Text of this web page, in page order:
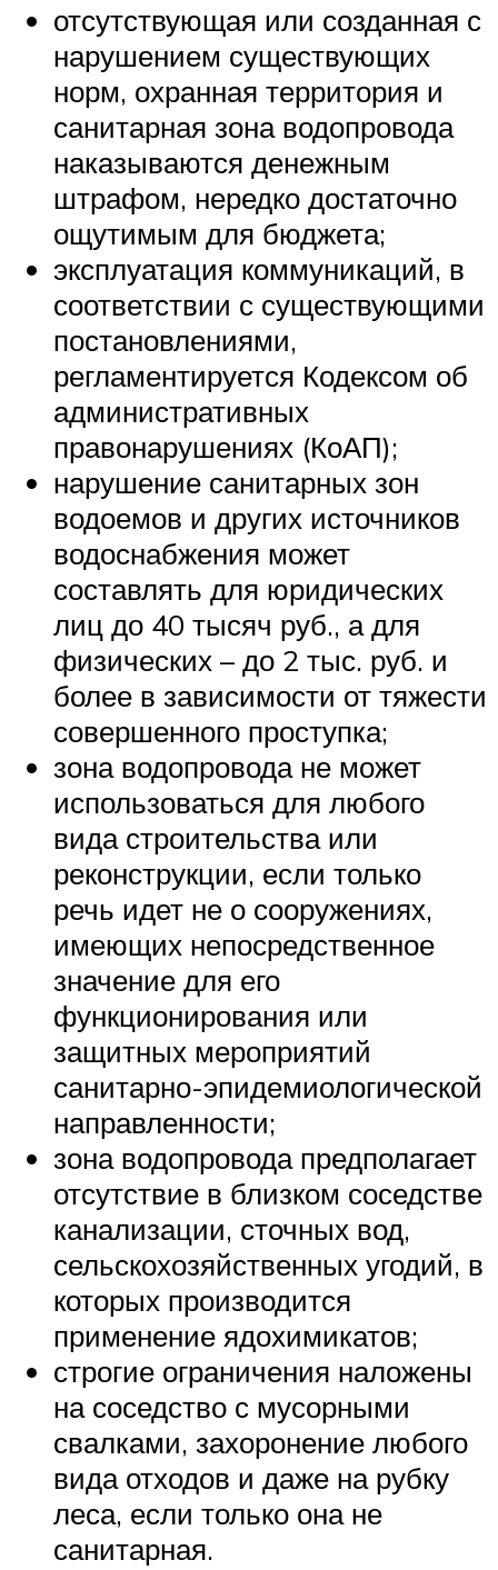
отсутствующая или созданная с
нарушением существующих
норм, охранная территория и
санитарная зона водопровода
наказываются денежным
штрафом, нередко достаточно
ощутимым для бюджета;
эксплуатация коммуникаций, в
соответствии с существующими
постановлениями,
регламентируется Кодексом об
административных
правонарушениях (КоАП);
нарушение санитарных зон
водоемов и других источников
водоснабжения может
составлять для юридических
лиц до 40 тысяч руб., а для
физических – до 2 тыс. руб. и
более в зависимости от тяжести
совершенного проступка;
зона водопровода не может
использоваться для любого
вида строительства или
реконструкции, если только
речь идет не о сооружениях,
имеющих непосредственное
значение для его
функционирования или
защитных мероприятий
санитарно-эпидемиологической
направленности;
зона водопровода предполагает
отсутствие в близком соседстве
канализации, сточных вод,
сельскохозяйственных угодий, в
которых производится
применение ядохимикатов;
строгие ограничения наложены
на соседство с мусорными
свалками, захоронение любого
вида отходов и даже на рубку
леса, если только она не
санитарная.